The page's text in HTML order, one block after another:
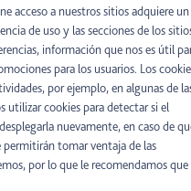
acceso a nuestros sitios adquiere un
de uso y las secciones de los
información que nos es útil
para los usuarios. Los
por ejemplo, en algunas de
utilizar cookies para detectar si el
nuevamente, en caso de
permitirán tomar ventaja de las
por lo que le recomendamos que